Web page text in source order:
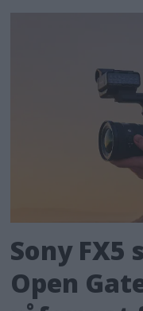
Sony FX5
Open